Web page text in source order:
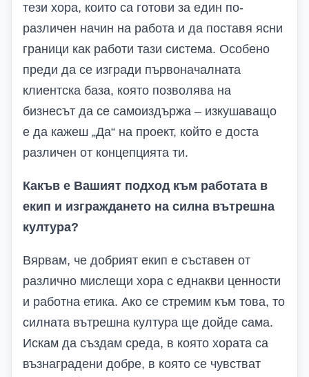
тези хора, които са готови за един по-
различен начин на работа и да поставя ясни
граници как работи тази система. Особено
преди да се изгради първоначалната
клиентска база, която позволява на
бизнесът да се самоиздържа – изкушаващо
е да кажеш „Да“ на проект, който е доста
различен от концепцията ти.
Какъв е Вашият подход към работата в
екип и изграждането на силна вътрешна
култура?
Вярвам, че добрият екип е съставен от
различно мислещи хора с еднакви ценности
и работна етика. Ако се стремим към това, то
силната вътрешна култура ще дойде сама.
Искам да създам среда, в която хората са
възнаградени добре, в която се чувстват